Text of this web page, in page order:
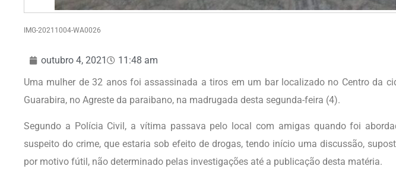
IMG-20211004-WA0026
outubro 4, 2021
11:48 am
Uma mulher de 32 anos foi assassinada a tiros em um bar localizado no Centro da
Guarabira, no Agreste da paraibano, na madrugada desta segunda-feira (4).
Segundo a Polícia Civil, a vítima passava pelo local com amigas quando foi
suspeito do crime, que estaria sob efeito de drogas, tendo início uma discussão,
por motivo fútil, não determinado pelas investigações até a publicação desta matéria.